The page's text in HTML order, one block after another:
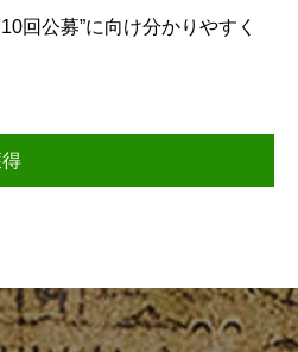
回公募”に向け分かりやすく